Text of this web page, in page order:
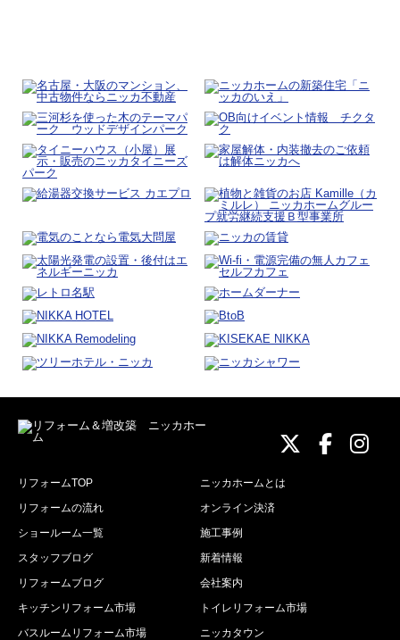
ニッカ
ニッニ
リフォームTOP
ニッカホームとは
リフォームの流れ
オンライン決済
ショールーム一覧
施工事例
スタッフブログ
新着情報
リフォームブログ
会社案内
キッチンリフォーム市場
トイレリフォーム市場
バスルームリフォーム市場
ニッカタウン